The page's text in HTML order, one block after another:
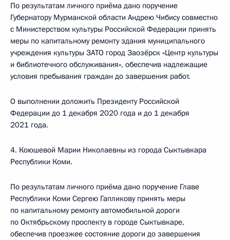
По результатам личного приёма дано поручение
Губернатору Мурманской области Андрею Чибису совместно
с Министерством культуры Российской Федерации принять
меры по капитальному ремонту здания муниципального
учреждения культуры ЗАТО город Заозёрск «Центр культуры
и библиотечного обслуживания», обеспечив надлежащие
условия пребывания граждан до завершения работ.
О выполнении доложить Президенту Российской
Федерации до 1 декабря 2020 года и до 1 декабря
2021 года.
4. Коюшевой Марии Николаевны из города Сыктывкара
Республики Коми.
По результатам личного приёма дано поручение Главе
Республики Коми Сергею Гапликову принять меры
по капитальному ремонту автомобильной дороги
по Октябрьскому проспекту в городе Сыктывкаре,
обеспечив проезжее состояние дороги до завершения